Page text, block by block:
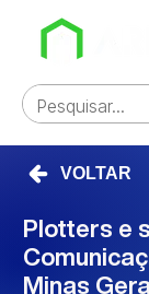
VOLTAR
Plotters e
Minas